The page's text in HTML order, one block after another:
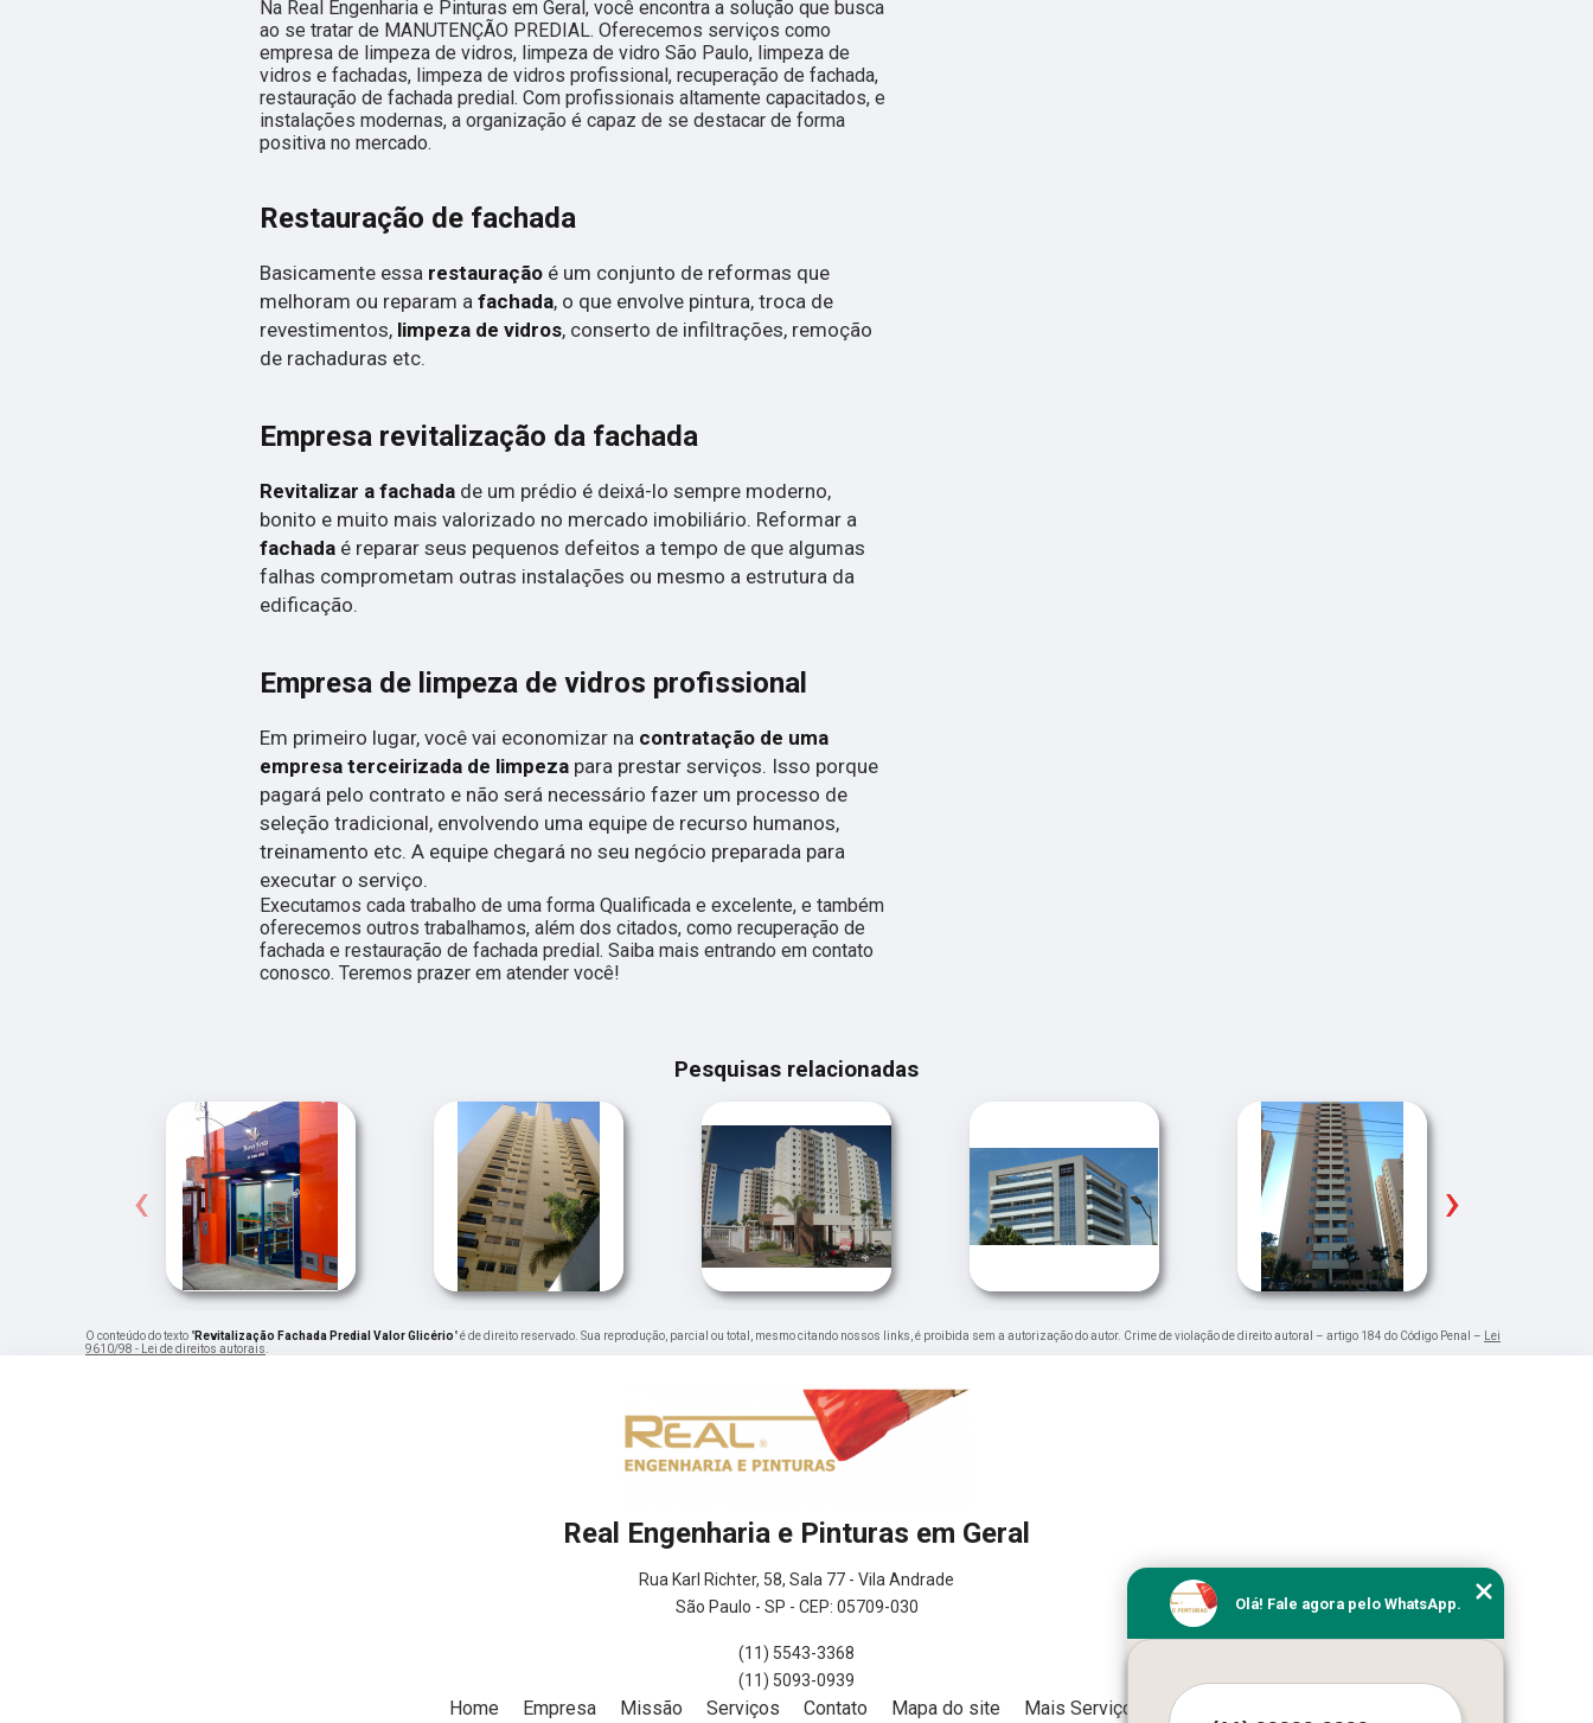
Na Real Engenharia e Pinturas em Geral, você encontra a solução que busca
ao se tratar de MANUTENÇÃO PREDIAL. Oferecemos serviços como
empresa de limpeza de vidros, limpeza de vidro São Paulo, limpeza de
vidros e fachadas, limpeza de vidros profissional, recuperação de fachada,
restauração de fachada predial. Com profissionais altamente capacitados, e
instalações modernas, a organização é capaz de se destacar de forma
positiva no mercado.
Restauração de fachada
Basicamente essa restauração é um conjunto de reformas que
melhoram ou reparam a fachada, o que envolve pintura, troca de
revestimentos, limpeza de vidros, conserto de infiltrações, remoção
de rachaduras etc.
Empresa revitalização da fachada
Revitalizar a fachada de um prédio é deixá-lo sempre moderno,
bonito e muito mais valorizado no mercado imobiliário. Reformar a
fachada é reparar seus pequenos defeitos a tempo de que algumas
falhas comprometam outras instalações ou mesmo a estrutura da
edificação.
Empresa de limpeza de vidros profissional
Em primeiro lugar, você vai economizar na contratação de uma
empresa terceirizada de limpeza para prestar serviços. Isso porque
pagará pelo contrato e não será necessário fazer um processo de
seleção tradicional, envolvendo uma equipe de recurso humanos,
treinamento etc. A equipe chegará no seu negócio preparada para
executar o serviço.
Executamos cada trabalho de uma forma Qualificada e excelente, e também
oferecemos outros trabalhamos, além dos citados, como recuperação de
fachada e restauração de fachada predial. Saiba mais entrando em contato
conosco. Teremos prazer em atender você!
Pesquisas relacionadas
‹ ›
O conteúdo do texto "Revitalização Fachada Predial Valor Glicério" é de direito reservado. Sua reprodução, parcial ou total, mesmo citando nossos links, é proibida sem a autorização do autor. Crime de violação de direito autoral – artigo 184 do Código Penal –
Lei
9610/98 - Lei de direitos autorais
Real Engenharia e Pinturas em Geral
Rua Karl Richter, 58, Sala 77 - Vila Andrade
São Paulo - SP - CEP: 05709-030
(11) 5543-3368
(11) 5093-0939
Home Empresa Missão Serviços Contato Mapa do site Mais Serviços
Olá! Fale agora pelo WhatsApp.